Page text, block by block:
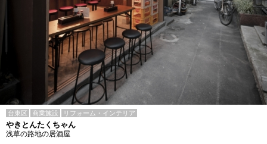
台東区 商業施設 リフォーム・インテリア
やきとんたくちゃん
浅草の路地の居酒屋